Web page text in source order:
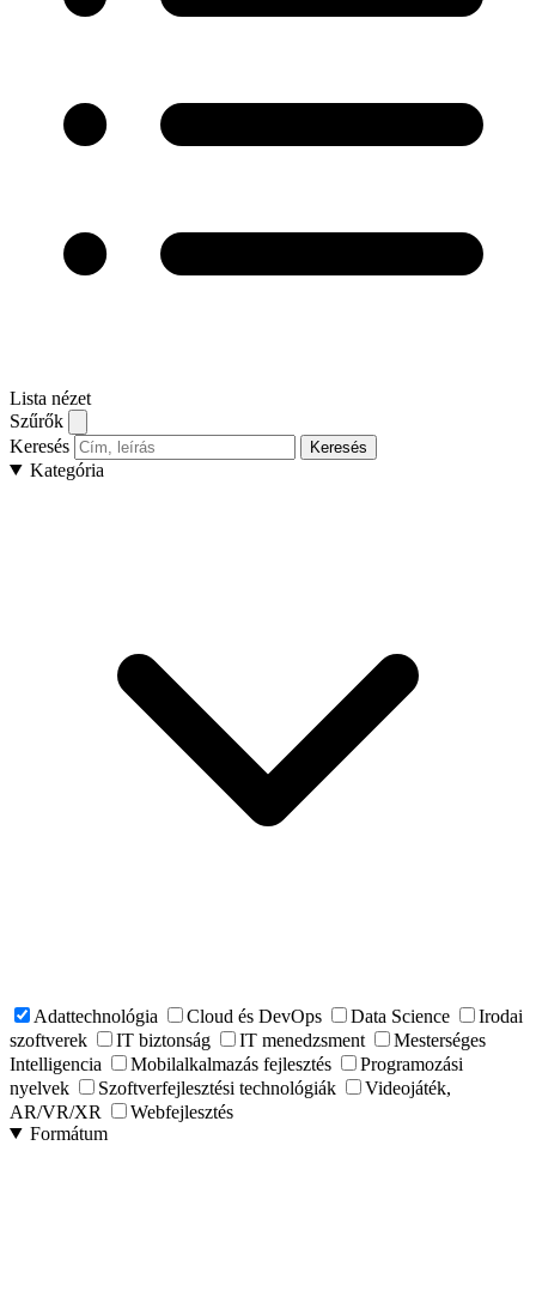
Lista nézet
Szűrők
Keresés
Keresés
Kategória
Adattechnológia Cloud és DevOps Data Science
Irodai
szoftverek
IT biztonság IT menedzsment
Mesterséges
Intelligencia
Mobilalkalmazás fejlesztés
Programozási
nyelvek
Szoftverfejlesztési technológiák
Videojáték,
AR/VR/XR
Webfejlesztés
Formátum